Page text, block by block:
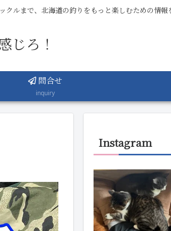
ルまで、北海道の釣りをもっと楽しむための情報
じろ！
問合せ
inquiry
Instagram